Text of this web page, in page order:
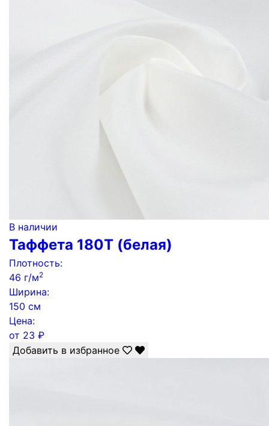
В наличии
Таффета 180Т (белая)
Плотность:
46 г/м2
Ширина:
150 см
Цена:
от 23 ₽
Добавить в избранное